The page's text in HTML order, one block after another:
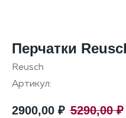
Перчатки
Reusch
Артикул:
2900,00 ₽ 5290,00 ₽